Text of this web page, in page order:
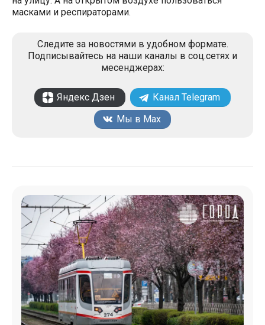
масками и респираторами.
Следите за новостями в удобном формате.
Подписывайтесь на наши каналы в соц.сетях и
месенджерах:
Яндекс Дзен
Канал Telegram
Мы в Max